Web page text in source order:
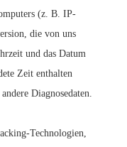
(z. B. IP-
die von uns
und das Datum
Zeit enthalten
Diagnosedaten.
Technologien,